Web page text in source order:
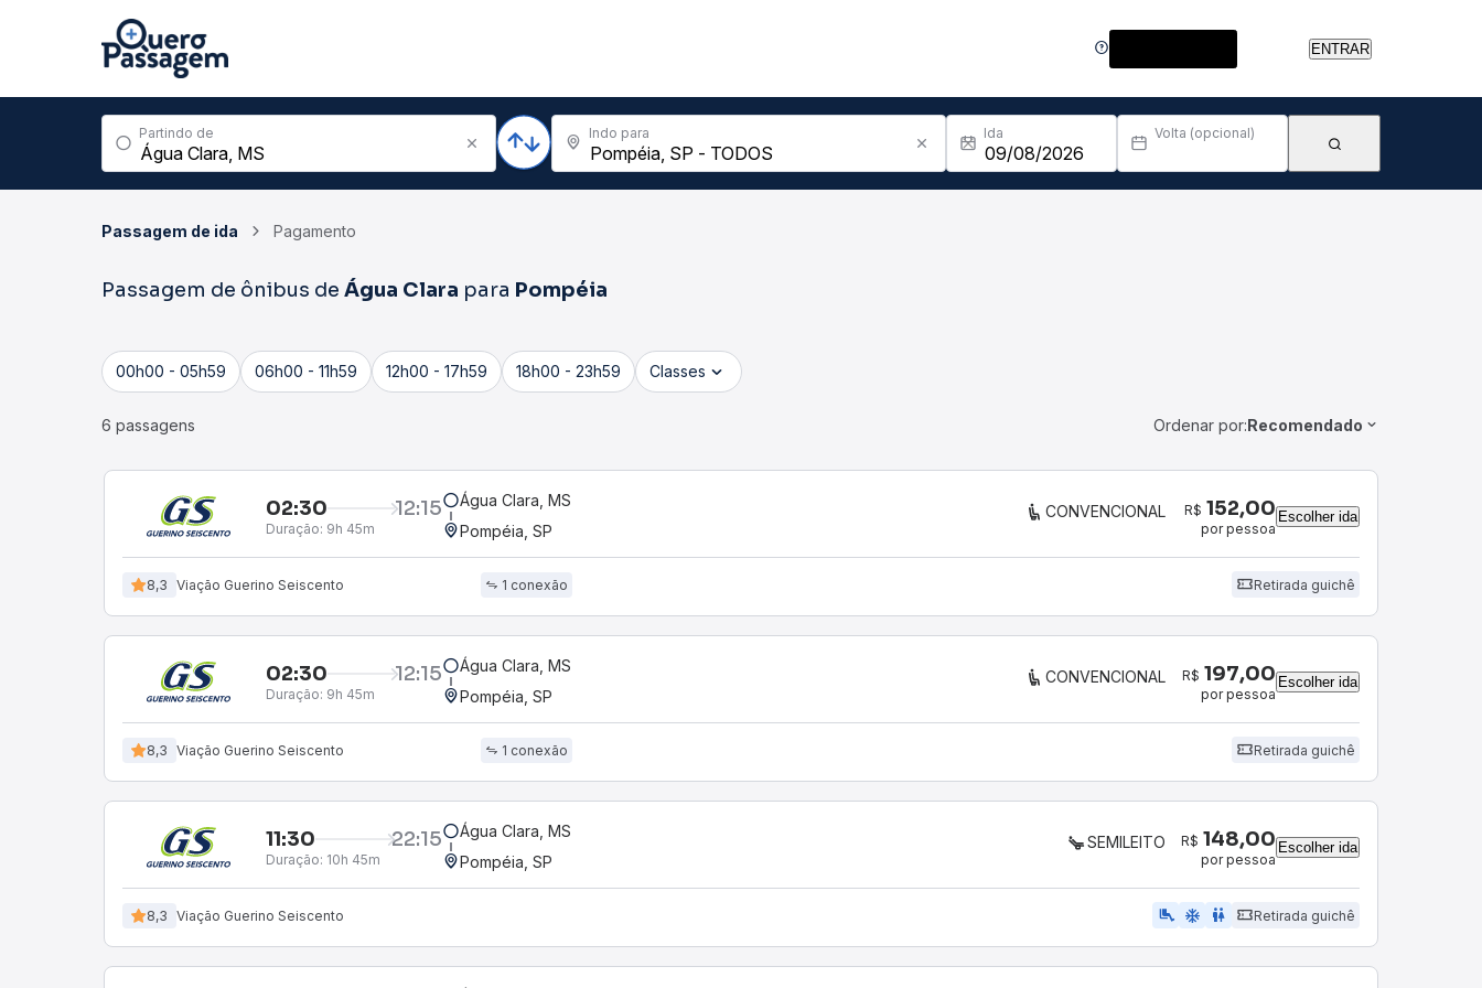
ENTRAR
Partindo de Indo para Ida Volta (opcional)
Passagem de ida Pagamento
Passagem de ônibus de Água Clara para Pompéia
00h00 - 05h59 06h00 - 11h59 12h00 - 17h59 18h00 - 23h59 Classes
6 passagens Ordenar por:Recomendado
02:30 12:15
Duração: 9h 45m
Água Clara, MS
Pompéia, SP
CONVENCIONAL R$ 152,00
por pessoa
Escolher ida
8,3 Viação Guerino Seiscento 1 conexão Retirada guichê
02:30 12:15
Duração: 9h 45m
Água Clara, MS
Pompéia, SP
CONVENCIONAL R$ 197,00
por pessoa
Escolher ida
8,3 Viação Guerino Seiscento 1 conexão Retirada guichê
11:30 22:15
Duração: 10h 45m
Água Clara, MS
Pompéia, SP
SEMILEITO R$ 148,00
por pessoa
Escolher ida
8,3 Viação Guerino Seiscento airline_seat_legroom_extra ac_unit WC Retirada guichê